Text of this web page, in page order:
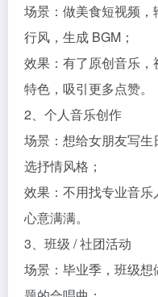
场景：做美食短视频，
行风，生成 BGM；​
效果：有了原创音乐
特色，吸引更多点赞。​
2、个人音乐创作​
场景：想给女朋友写生
选抒情风格；​
效果：不用找专业音乐
心意满满。​
3、班级 / 社团活动​
场景：毕业季，班级